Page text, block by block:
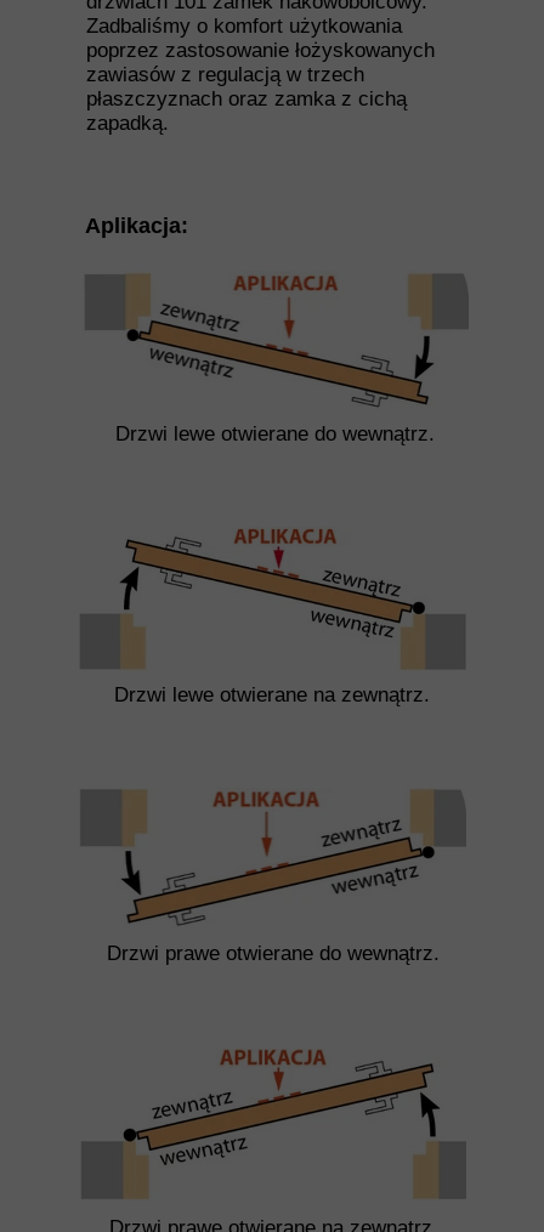
Aplikacja:
Drzwi prawe otwierane do wewnątrz.
Drzwi lewe otwierane na zewnątrz.
Drzwi lewe otwierane do wewnątrz.
Zadbaliśmy o komfort użytkowania
poprzez zastosowanie łożyskowanych
zawiasów z regulacją w trzech
płaszczyznach oraz zamka z cichą
zapadką.